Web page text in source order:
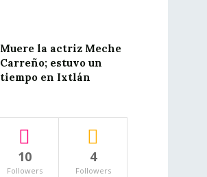
Muere la actriz Meche
Carreño; estuvo un
tiempo en Ixtlán
10
Followers
4
Followers